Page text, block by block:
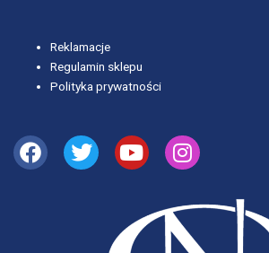
Reklamacje
Regulamin sklepu
Polityka prywatności
Facebook
TwitterYoutubeInstagram